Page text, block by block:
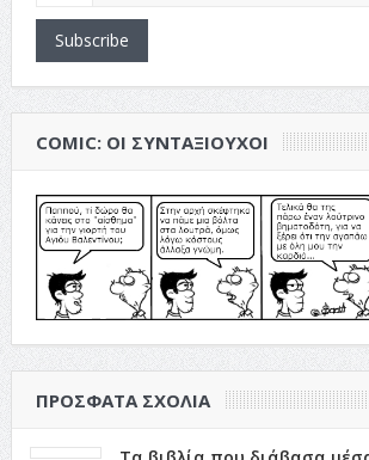
Subscribe
COMIC: ΟΙ ΣΥΝΤΑΞΙΟΎΧΟΙ
ΠΡΌΣΦΑΤΑ ΣΧΌΛΙΑ